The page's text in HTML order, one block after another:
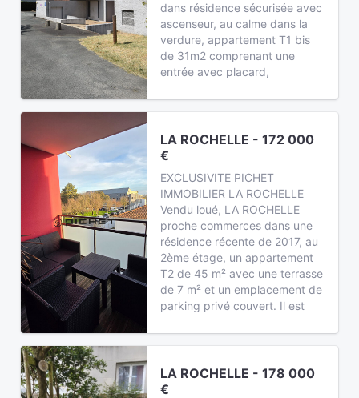
dans résidence sécurisée avec
ascenseur, au calme dans la
verdure, appartement T1 bis
de 31m2 comprenant une
entrée avec placard,
LA ROCHELLE - 172 000
€
EXCLUSIVITE PICHET
IMMOBILIER LA ROCHELLE
Vendu loué, LA ROCHELLE
proche commerces dans une
résidence récente de 2017, au
2ème étage, un appartement
T2 de 45 m² avec une terrasse
de 7 m² et un emplacement de
parking privé couvert. Il est
LA ROCHELLE - 178 000
€